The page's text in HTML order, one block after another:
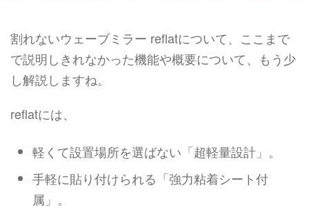
割れないウェーブミラー reflatについて、ここまで
で説明しきれなかった機能や概要について、もう少
し解説しますね。
reflatには、
軽くて設置場所を選ばない「超軽量設計」。
手軽に貼り付けられる「強力粘着シート付
属」。